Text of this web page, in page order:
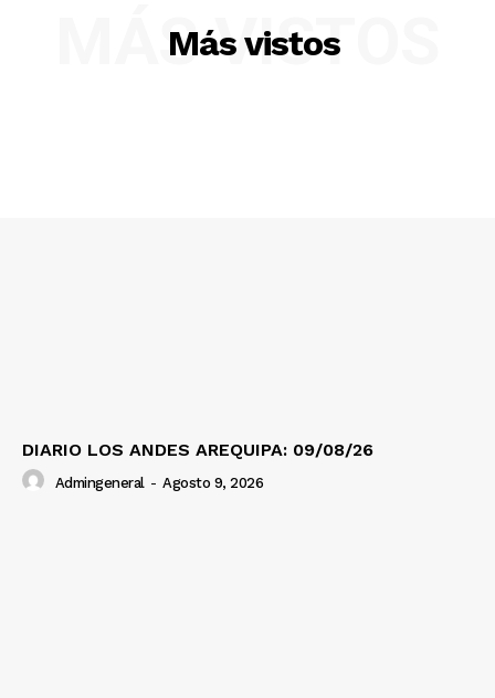
Más vistos
MÁS VISTOS
DIARIO LOS ANDES AREQUIPA: 09/08/26
Admingeneral - Agosto 9, 2026